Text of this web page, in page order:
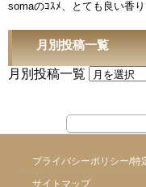
somaのｺｽﾒ、とても良い香
月別投稿一覧
月別投稿一覧
プライバシーポリシー/特
サイトマップ